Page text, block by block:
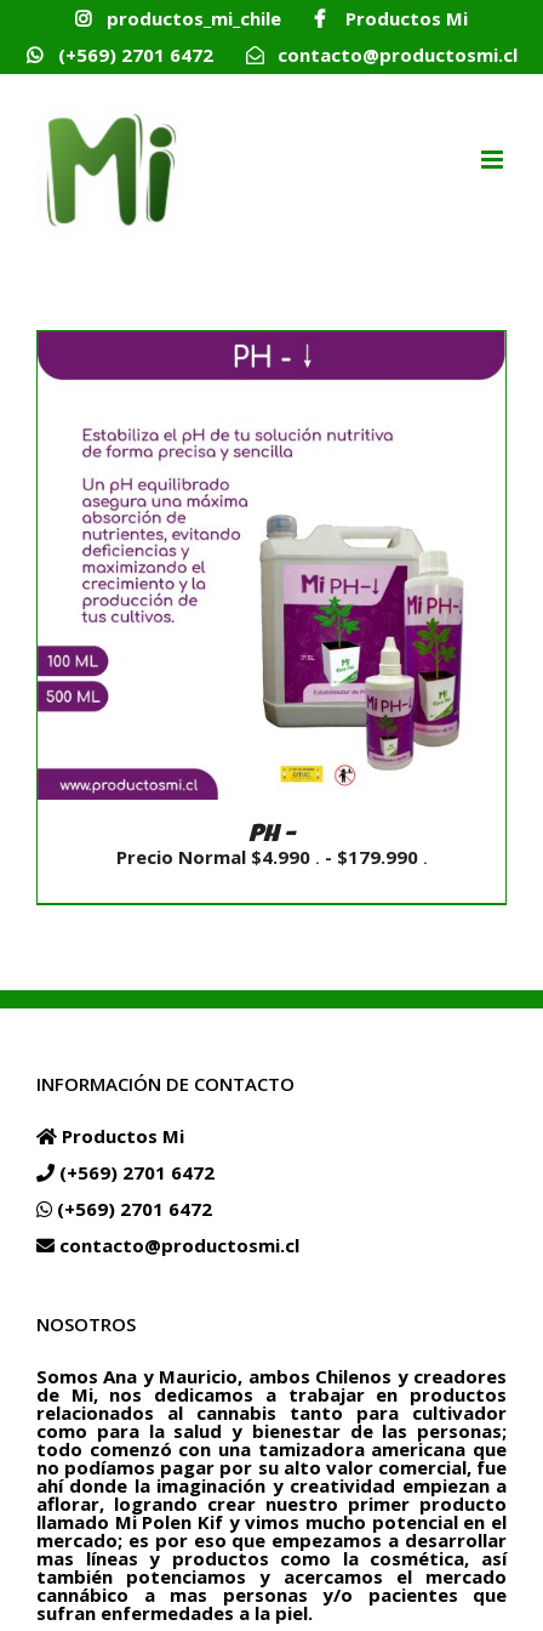
content
productos_mi_chile
Productos Mi
(+569) 2701 6472
contacto@productosmi.cl
PH –
Precio Normal $4.990 . - $179.990 .Rango
desde
INFORMACIÓN DE CONTACTO
Productos Mi
(+569) 2701 6472
(+569) 2701 6472
contacto@productosmi.cl
NOSOTROS
Somos Ana y Mauricio, ambos Chilenos y creadores
de Mi, nos dedicamos a trabajar en productos
relacionados al cannabis tanto para cultivador
como para la salud y bienestar de las personas;
todo comenzó con una tamizadora americana que
no podíamos pagar por su alto valor comercial, fue
ahí donde la imaginación y creatividad empiezan a
aflorar, logrando crear nuestro primer producto
llamado Mi Polen Kif y vimos mucho potencial en el
mercado; es por eso que empezamos a desarrollar
mas líneas y productos como la cosmética, así
también potenciamos y acercamos el mercado
cannábico a mas personas y/o pacientes que
sufran enfermedades a la piel.